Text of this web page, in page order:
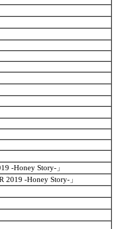
-Honey Story-」
-Honey Story-」